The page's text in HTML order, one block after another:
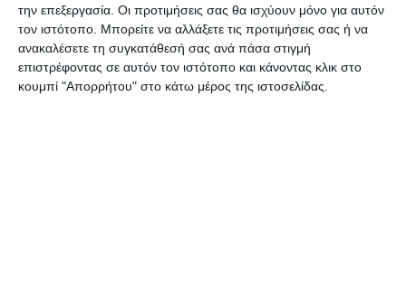
την επεξεργασία. Οι προτιμήσεις σας θα ισχύουν μόνο για αυτόν
τον ιστότοπο. Μπορείτε να αλλάξετε τις προτιμήσεις σας ή να
ανακαλέσετε τη συγκατάθεσή σας ανά πάσα στιγμή
επιστρέφοντας σε αυτόν τον ιστότοπο και κάνοντας κλικ στο
κουμπί "Απορρήτου" στο κάτω μέρος της ιστοσελίδας.
οποίους 112 ψήφισαν λευκό και δύο άκυρο.
Τα αποτελέσματα έχουν ως εξής: